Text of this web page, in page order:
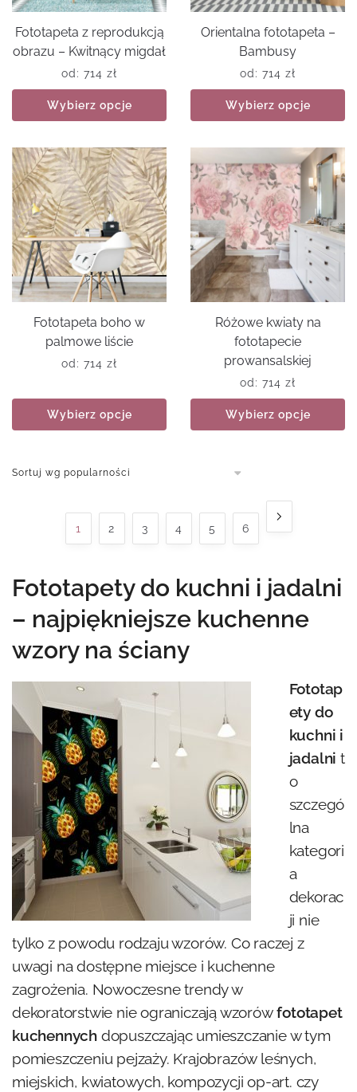
Fototapeta z reprodukcją
obrazu – Kwitnący migdał
od: 714 zł
Wybierz opcje
Orientalna fototapeta –
Bambusy
od: 714 zł
Wybierz opcje
Fototapeta boho w
palmowe liście
od: 714 zł
Wybierz opcje
Różowe kwiaty na
fototapecie
prowansalskiej
od: 714 zł
Wybierz opcje
1 2 3 4 5 6
Fototapety do kuchni i jadalni
– najpiękniejsze kuchenne
wzory na ściany
Fototap
ety do
kuchni i
jadalni t
o
szczegó
lna
kategori
a
dekorac
ji nie
tylko z powodu rodzaju wzorów. Co raczej z
uwagi na dostępne miejsce i kuchenne
zagrożenia. Nowoczesne trendy w
dekoratorstwie nie ograniczają wzorówfototapet
kuchennych dopuszczając umieszczanie w tym
pomieszczeniu pejzaży. Krajobrazów leśnych,
miejskich, kwiatowych, kompozycji op-art. czy